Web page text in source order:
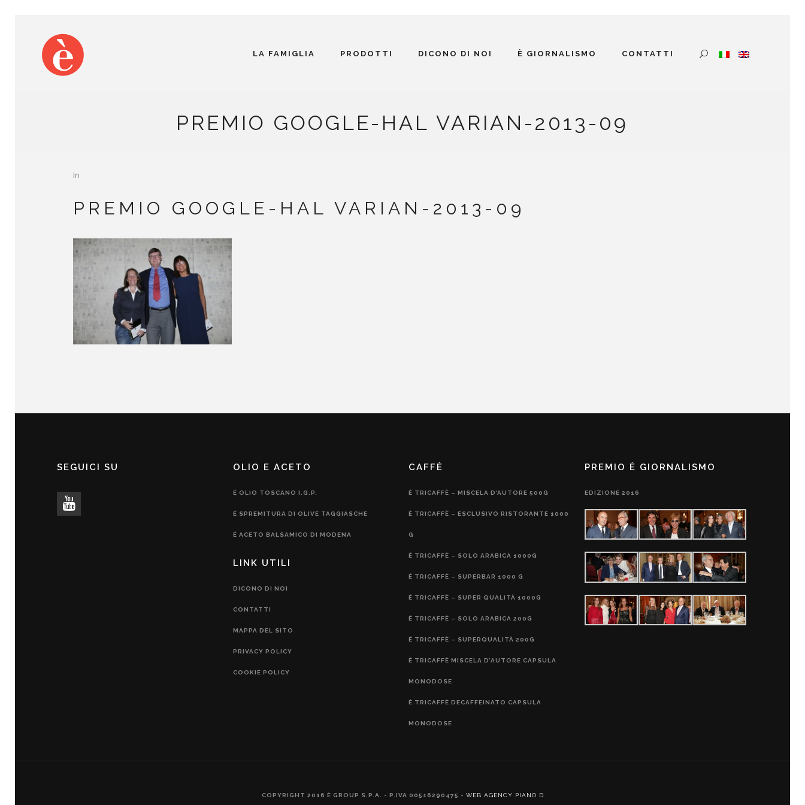
LA FAMIGLIA PRODOTTI DICONO DI NOI È GIORNALISMO CONTATTI
PREMIO GOOGLE-HAL VARIAN-2013-09
In
PREMIO GOOGLE-HAL VARIAN-2013-09
SEGUICI SU OLIO E ACETO
É OLIO TOSCANO I.G.P.
É SPREMITURA DI OLIVE TAGGIASCHE
É ACETO BALSAMICO DI MODENA
LINK UTILI
DICONO DI NOI
CONTATTI
MAPPA DEL SITO
PRIVACY POLICY
COOKIE POLICY
CAFFÈ
É TRICAFFÈ – MISCELA D’AUTORE 500G
É TRICAFFÈ – ESCLUSIVO RISTORANTE 1000
G
É TRICAFFÈ – SOLO ARABICA 1000G
É TRICAFFÈ – SUPERBAR 1000 G
É TRICAFFÈ – SUPER QUALITÀ 1000G
É TRICAFFÈ – SOLO ARABICA 200G
É TRICAFFÈ – SUPERQUALITÀ 200G
É TRICAFFÈ MISCELA D’AUTORE CAPSULA
MONODOSE
É TRICAFFÈ DECAFFEINATO CAPSULA
MONODOSE
PREMIO È GIORNALISMO
EDIZIONE 2016
COPYRIGHT 2016 È GROUP S.P.A. - P.IVA 00516290475 - WEB AGENCY PIANO D